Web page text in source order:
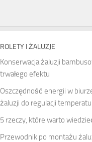
ROLETY I ŻALUZJE
Konserwacja żaluzji
trwałego efektu
Oszczędność energii w
żaluzji do regulacji
5 rzeczy, które warto
Przewodnik po montażu